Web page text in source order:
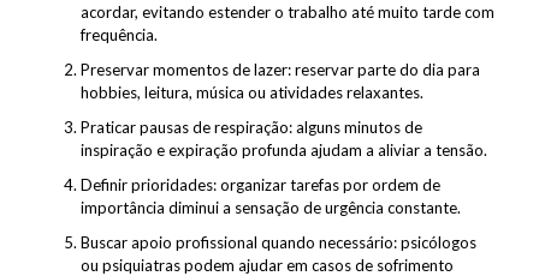
acordar, evitando estender o trabalho até muito tarde com
frequência.
Preservar momentos de lazer: reservar parte do dia para
hobbies, leitura, música ou atividades relaxantes.
Praticar pausas de respiração: alguns minutos de
inspiração e expiração profunda ajudam a aliviar a tensão.
Definir prioridades: organizar tarefas por ordem de
importância diminui a sensação de urgência constante.
Buscar apoio profissional quando necessário: psicólogos
ou psiquiatras podem ajudar em casos de sofrimento